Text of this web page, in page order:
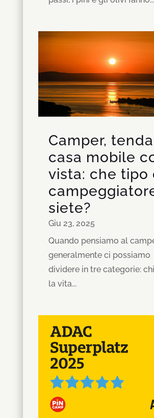
Camper,
casa mobile
vista: che tipo
siete?
Giu 23, 2025
Quando pensiamo al
generalmente ci possiamo
dividere in tre categorie:
la vita...